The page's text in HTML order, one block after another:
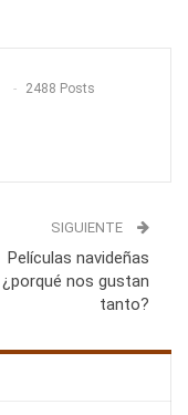
2488 Posts
SIGUIENTE
Películas navideñas
¿porqué nos gustan
tanto?